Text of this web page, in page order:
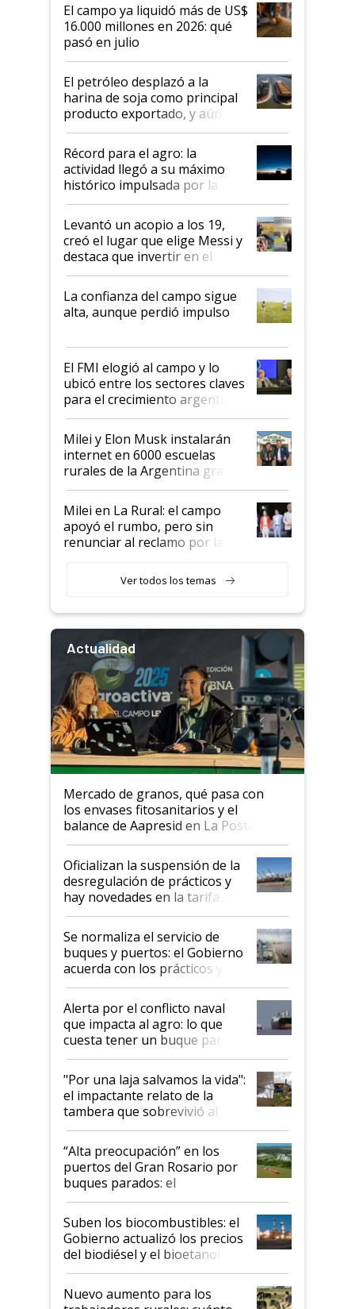
El campo ya liquidó más de US$
16.000 millones en 2026: qué
pasó en julio
El petróleo desplazó a la
harina de soja como principal
producto exportado, y aún así
el agro aportó casi seis de cada
diez dólares y sostuvo el
liderazgo en un semestre
récord
Récord para el agro: la
actividad llegó a su máximo
histórico impulsada por la
cosecha y las exportaciones
Levantó un acopio a los 19,
creó el lugar que elige Messi y
destaca que invertir en el
kirchnerismo era como "darle
plata a un hijo para droga":
Juan Félix Rossetti, el libertario
que de una dura crisis salió
de Milei
La confianza del campo sigue
alta, aunque perdió impulso
El FMI elogió al campo y lo
ubicó entre los sectores claves
para el crecimiento argentino
Milei y Elon Musk instalarán
internet en 6000 escuelas
rurales de la Argentina gracias
a un acuerdo con Starlink
Milei en La Rural: el campo
apoyó el rumbo, pero sin
renunciar al reclamo por las
Ver todos los temas
Actualidad
Mercado de granos, qué pasa con
los envases fitosanitarios y el
balance de Aapresid en La Posta
Oficializan la suspensión de la
desregulación de prácticos y
hay novedades en la tarifa de
la hidrovía
Se normaliza el servicio de
buques y puertos: el Gobierno
acuerda con los prácticos y
suspende el decreto de
desregulación
Alerta por el conflicto naval
que impacta al agro: lo que
cuesta tener un buque parado
y el peligro de que Argentina
pase a ser "país sucio"
"Por una laja salvamos la vida":
el impactante relato de la
tambera que sobrevivió al
tornado
“Alta preocupación” en los
puertos del Gran Rosario por
buques parados: el
funcionamiento de las
exportadoras en tensión tras
la medida de fuerza de los
prácticos
Suben los biocombustibles: el
Gobierno actualizó los precios
del biodiésel y el bioetanol
Nuevo aumento para los